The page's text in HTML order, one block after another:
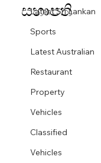
Latest Sri Lankan
Sports
Latest Australian
Restaurant
Property
Vehicles
Classified
Vehicles
සභාපති